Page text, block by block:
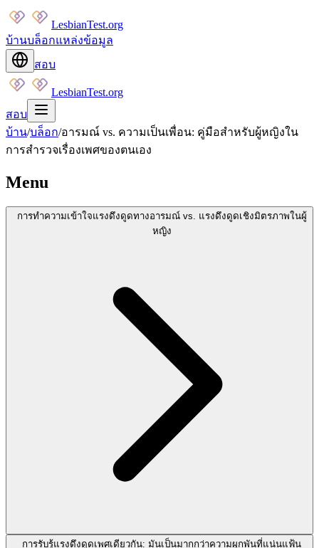
LesbianTest.org
บ้านบล็อกแหล่งข้อมูล
สอบ
LesbianTest.org
สอบ
บ้าน/บล็อก/อารมณ์ vs. ความเป็นเพื่อน: คู่มือสำหรับผู้หญิงใน
การสำรวจเรื่องเพศของตนเอง
Menu
การทำความเข้าใจแรงดึงดูดทางอารมณ์ vs. แรงดึงดูดเชิงมิตรภาพในผู้
หญิง
การรับรู้แรงดึงดูดเพศเดียวกัน: มันเป็นมากกว่าความผูกพันที่แน่นแฟ้น